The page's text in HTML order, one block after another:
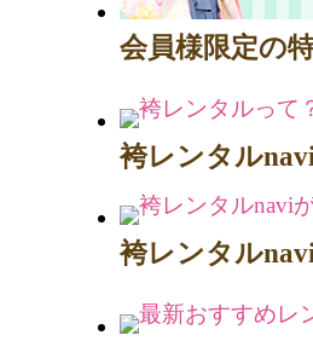
会員様限定の
袴レンタル
袴レンタル